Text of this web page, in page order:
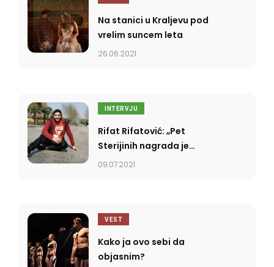
Na stanici u Kraljevu pod
vrelim suncem leta
26.06.2021
INTERVJU
Rifat Rifatović: „Pet
Sterijinih nagrada je
ozbiljan istorijski uspeh”
09.07.2021
VEST
Kako ja ovo sebi da
objasnim?